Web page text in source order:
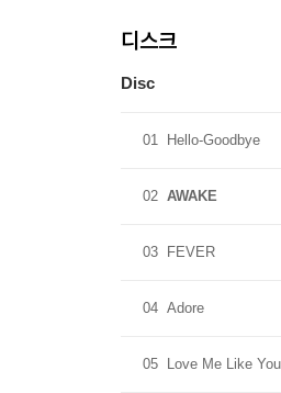
디스크
Disc
01 Hello-Goodbye
02 AWAKE
03 FEVER
04 Adore
05 Love Me Like